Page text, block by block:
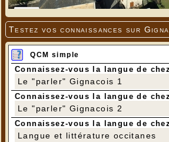
Testez vos connaissances sur
QCM simple
Connaissez-vous la langue de
Le "parler" Gignacois 1
Connaissez-vous la langue de
Le "parler" Gignacois 2
Connaissez-vous la langue de
Langue et littérature occitanes